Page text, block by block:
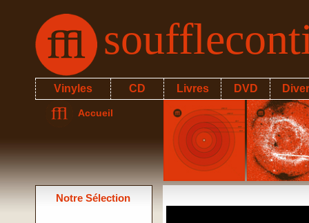
Vinyles CD Livres DVD
Accueil
Notre Sélection